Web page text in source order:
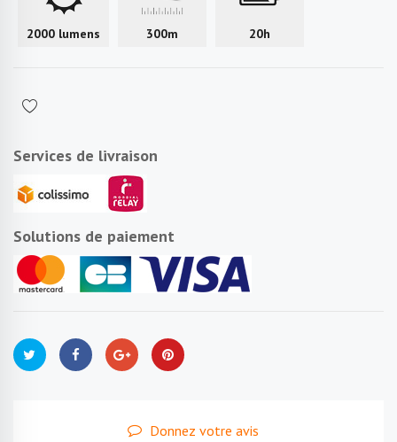
2000 lumens 300m 20h
Services de livraison
Solutions de paiement
Donnez votre avis